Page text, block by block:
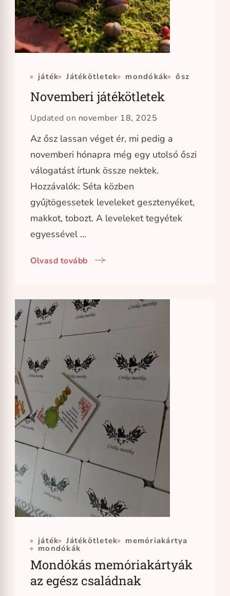
játék Játékötletek mondókák ősz
Novemberi játékötletek
Updated on november 18, 2025
Az ősz lassan véget ér, mi pedig a
novemberi hónapra még egy utolsó őszi
válogatást írtunk össze nektek.
Hozzávalók: Séta közben
gyűjtögessetek leveleket gesztenyéket,
makkot, tobozt. A leveleket tegyétek
egyessével …
Olvasd tovább
játék Játékötletek memóriakártya
mondókák
Mondókás memóriakártyák
az egész családnak